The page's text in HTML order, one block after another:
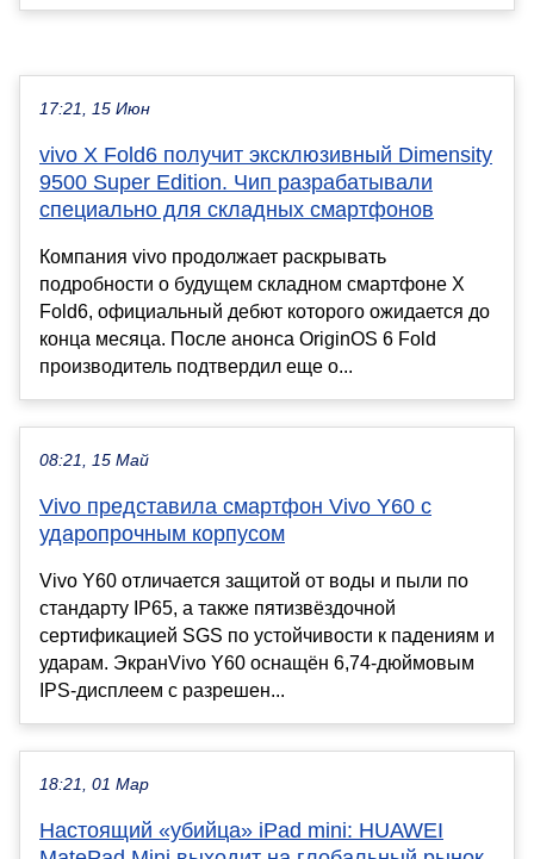
17:21, 15 Июн
vivo X Fold6 получит эксклюзивный Dimensity
9500 Super Edition. Чип разрабатывали
специально для складных смартфонов
Компания vivo продолжает раскрывать
подробности о будущем складном смартфоне X
Fold6, официальный дебют которого ожидается до
конца месяца. После анонса OriginOS 6 Fold
производитель подтвердил еще о...
08:21, 15 Май
Vivo представила смартфон Vivo Y60 с
ударопрочным корпусом
Vivo Y60 отличается защитой от воды и пыли по
стандарту IP65, а также пятизвёздочной
сертификацией SGS по устойчивости к падениям и
ударам. ЭкранVivo Y60 оснащён 6,74-дюймовым
IPS-дисплеем с разрешен...
18:21, 01 Мар
Настоящий «убийца» iPad mini: HUAWEI